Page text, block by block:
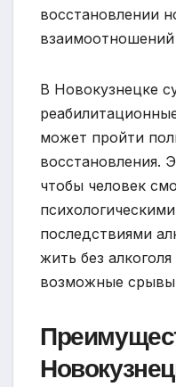
восстановлении
В Новокузнецке
может пройти
восстановления.
чтобы человек
последствиями
жить без
возможные